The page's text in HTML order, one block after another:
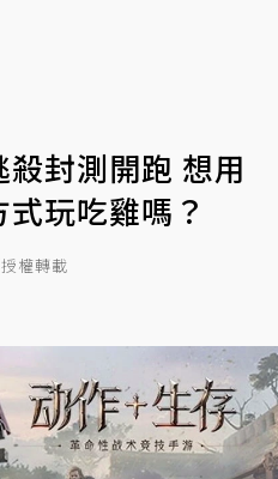
封測開跑 想用
式玩吃雞嗎？
權轉載